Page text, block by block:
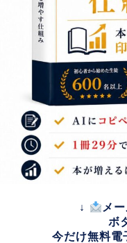
↓
メ
ボ
今だけ無料電